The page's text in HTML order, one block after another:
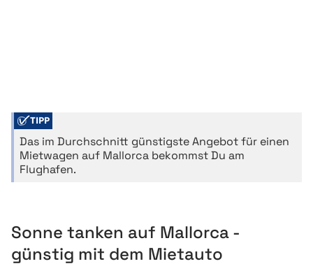
TIPP
Das im Durchschnitt günstigste Angebot für einen
Mietwagen auf Mallorca bekommst Du am
Flughafen.
Sonne tanken auf Mallorca -
günstig mit dem Mietauto